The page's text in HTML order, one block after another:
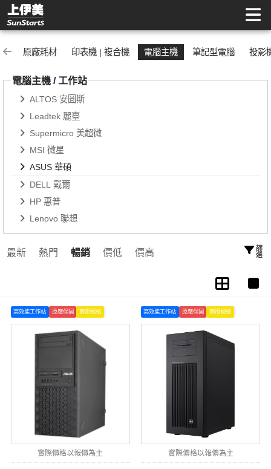
ASUS 華碩 | 上伊美辦公用品網
原廠耗材 印表機 | 複合機 電腦主機 筆記型電腦 投影
電腦主機 /工作站
ALTOS 安圖斯
Leadtek 麗臺
Supermicro 美超微
MSI 微星
ASUS 華碩
DELL 戴爾
HP 惠普
Lenovo 聯想
最新 熱門 暢銷 價低 價高 篩選
高效能工作站 原廠保固 商用規格
實際價格以報價為主
高效能工作站 原廠保固 商用規格
實際價格以報價為主